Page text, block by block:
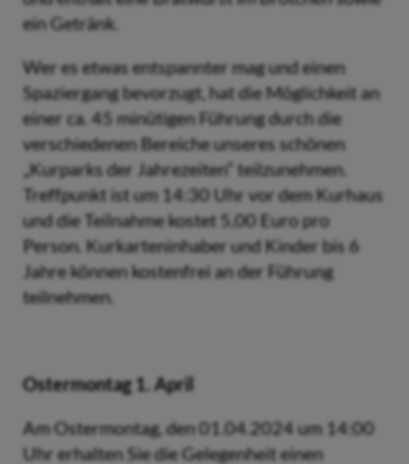
ein Getränk.
Wer es etwas entspannter mag und einen
Spaziergang bevorzugt, hat die Möglichkeit an
einer ca. 45 minütigen Führung durch die
verschiedenen Bereiche unseres schönen
„Kurparks der Jahrezeiten“ teilzunehmen.
Treffpunkt ist um 14:30 Uhr vor dem Kurhaus
und die Teilnahme kostet 5,00 Euro pro
Person. Kurkarteninhaber und Kinder bis 6
Jahre können kostenfrei an der Führung
teilnehmen.
Ostermontag 1. April
Am Ostermontag, den 01.04.2024 um 14:00
Uhr erhalten Sie die Gelegenheit einen